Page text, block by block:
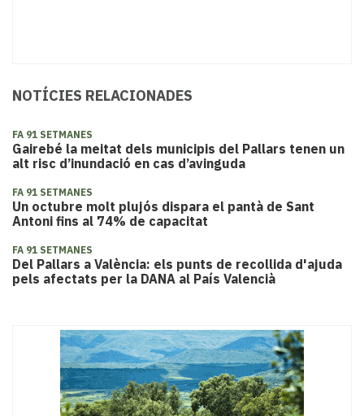
NOTÍCIES RELACIONADES
FA 91 SETMANES
Gairebé la meitat dels municipis del Pallars tenen un
alt risc d’inundació en cas d’avinguda
FA 91 SETMANES
Un octubre molt plujós dispara el pantà de Sant
Antoni fins al 74% de capacitat
FA 91 SETMANES
Del Pallars a València: els punts de recollida d'ajuda
pels afectats per la DANA al País Valencià